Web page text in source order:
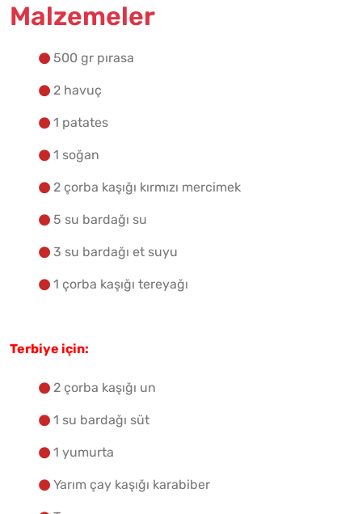
Malzemeler
500 gr pırasa
2 havuç
1 patates
1 soğan
2 çorba kaşığı kırmızı mercimek
5 su bardağı su
3 su bardağı et suyu
1 çorba kaşığı tereyağı
Terbiye için:
2 çorba kaşığı un
1 su bardağı süt
1 yumurta
Yarım çay kaşığı karabiber